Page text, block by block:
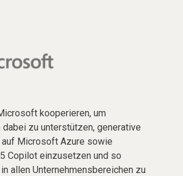
kooperieren, um
dabei zu unterstützen, generative
auf Microsoft Azure sowie
Copilot einzusetzen und so
allen Unternehmensbereichen zu